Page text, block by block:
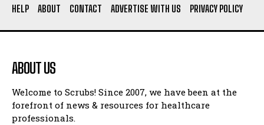
HELP ABOUT CONTACT ADVERTISE WITH US PRIVACY POLICY
ABOUT US
Welcome to Scrubs! Since 2007, we have been at the
forefront of news & resources for healthcare
professionals.